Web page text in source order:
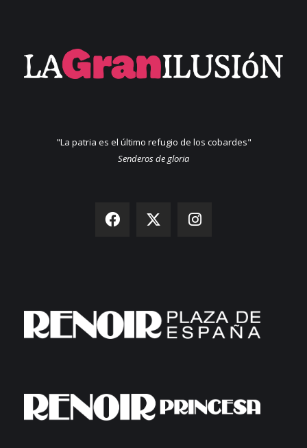
"La patria es el último refugio de los cobardes"
Senderos de gloria